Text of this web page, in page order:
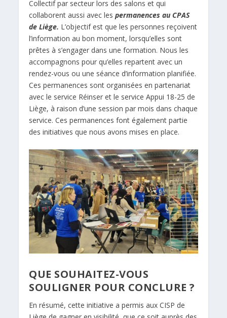
Collectif par secteur lors des salons et qui
collaborent aussi avec lespermanences au CPAS
de Liège. L’objectif est que les personnes reçoivent
l’information au bon moment, lorsqu’elles sont
prêtes à s’engager dans une formation. Nous les
accompagnons pour qu’elles repartent avec un
rendez-vous ou une séance d’information planifiée.
Ces permanences sont organisées en partenariat
avec le service Réinser et le service Appui 18-25 de
Liège, à raison d’une session par mois dans chaque
service. Ces permanences font également partie
des initiatives que nous avons mises en place.
QUE SOUHAITEZ-VOUS
SOULIGNER POUR CONCLURE ?
En résumé, cette initiative a permis aux CISP de